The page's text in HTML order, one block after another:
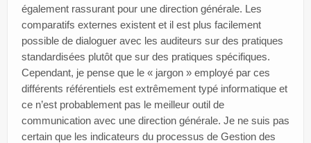
également rassurant pour une direction générale. Les
comparatifs externes existent et il est plus facilement
possible de dialoguer avec les auditeurs sur des pratiques
standardisées plutôt que sur des pratiques spécifiques.
Cependant, je pense que le « jargon » employé par ces
différents référentiels est extrêmement typé informatique et
ce n’est probablement pas le meilleur outil de
communication avec une direction générale. Je ne suis pas
certain que les indicateurs du processus de Gestion des